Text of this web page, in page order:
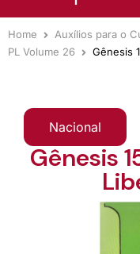
Home Auxílios para o
PL Volume 26
Gênesis
Nacional
Gênesis